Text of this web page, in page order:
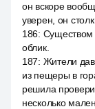
он вскоре
уверен, он
186: Существом
облик.
187: Жители
из пещеры в
решила
несколько